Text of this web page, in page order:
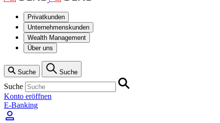
Privatkunden
Unternehmenskunden
Wealth Management
Über uns
Suche Suche
Suche
Konto eröffnen
E-Banking